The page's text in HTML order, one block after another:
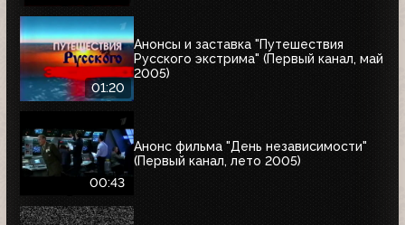
01:20
Анонсы и заставка "Путешествия
Русского экстрима" (Первый канал, май
2005)
00:43
Анонс фильма "День независимости"
(Первый канал, лето 2005)